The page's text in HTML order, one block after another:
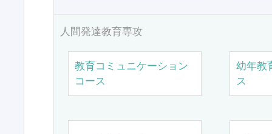
人間発達教育専攻
教育コミュニケーション
コース
幼年教
ス